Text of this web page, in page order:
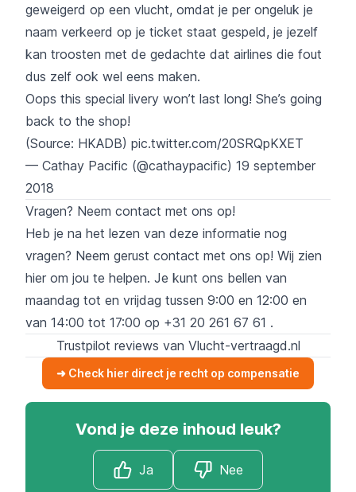
geweigerd op een vlucht, omdat je per ongeluk je
naam verkeerd op je ticket staat gespeld, je jezelf
kan troosten met de gedachte dat airlines die fout
dus zelf ook wel eens maken.
Oops this special livery won’t last long! She’s going
back to the shop!
(Source: HKADB) pic.twitter.com/20SRQpKXET
— Cathay Pacific (@cathaypacific) 19 september
2018
Vragen? Neem contact met ons op!
Heb je na het lezen van deze informatie nog
vragen? Neem gerust contact met ons op! Wij zien
hier om jou te helpen. Je kunt ons bellen van
maandag tot en vrijdag tussen 9:00 en 12:00 en
van 14:00 tot 17:00 op +31 20 261 67 61 .
Trustpilot reviews van Vlucht-vertraagd.nl
➜ Check hier direct je recht op compensatie
Vond je deze inhoud leuk?
Ja Nee